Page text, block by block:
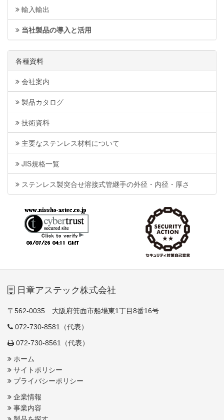
輸入輸出
当社製品の導入と活用
各種資料
会社案内
製品カタログ
技術資料
主要なステンレス材料について
JIS規格一覧
ステンレス製突合せ溶接式管継手の外径・内径・厚さ
日章アステック株式会社
〒562-0035 大阪府箕面市船場東1丁目8番16号
072-730-8581（代表）
072-730-8561（代表）
ホーム
サイトポリシー
プライバシーポリシー
企業情報
事業内容